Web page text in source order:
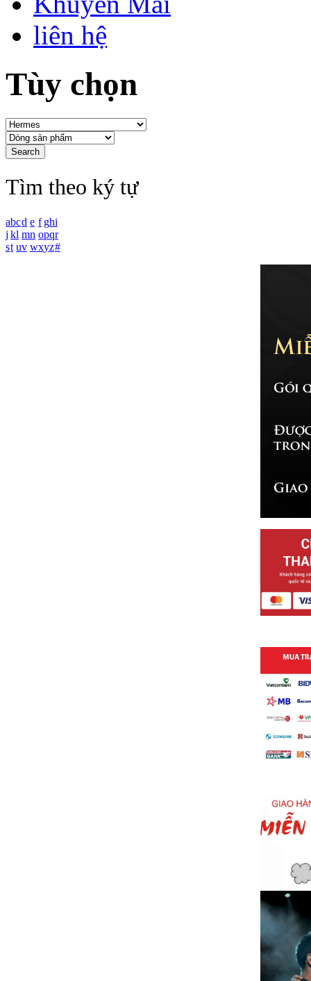
liên hệ
Tùy chọn
Tìm theo ký tự
abcd e f ghi
j kl mn opqr
st uv wxyz#